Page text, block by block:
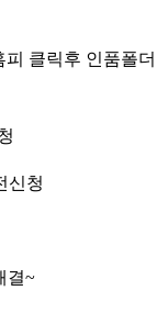
클릭후 인품폴더
신청
결~